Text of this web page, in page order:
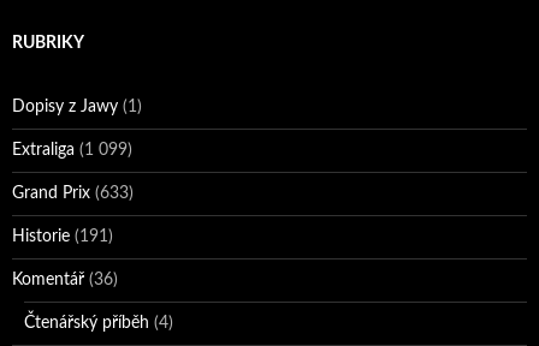
RUBRIKY
Dopisy z Jawy (1)
Extraliga (1 099)
Grand Prix (633)
Historie (191)
Komentář (36)
Čtenářský příběh (4)